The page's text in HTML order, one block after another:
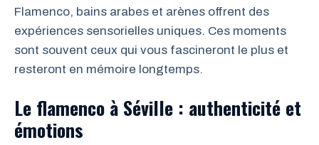
Flamenco, bains arabes et arènes offrent des
expériences sensorielles uniques. Ces moments
sont souvent ceux qui vous fascineront le plus et
resteront en mémoire longtemps.
Le flamenco à Séville : authenticité et
émotions